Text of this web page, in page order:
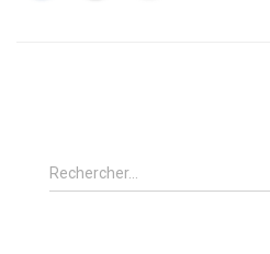
R
e
Rechercher…